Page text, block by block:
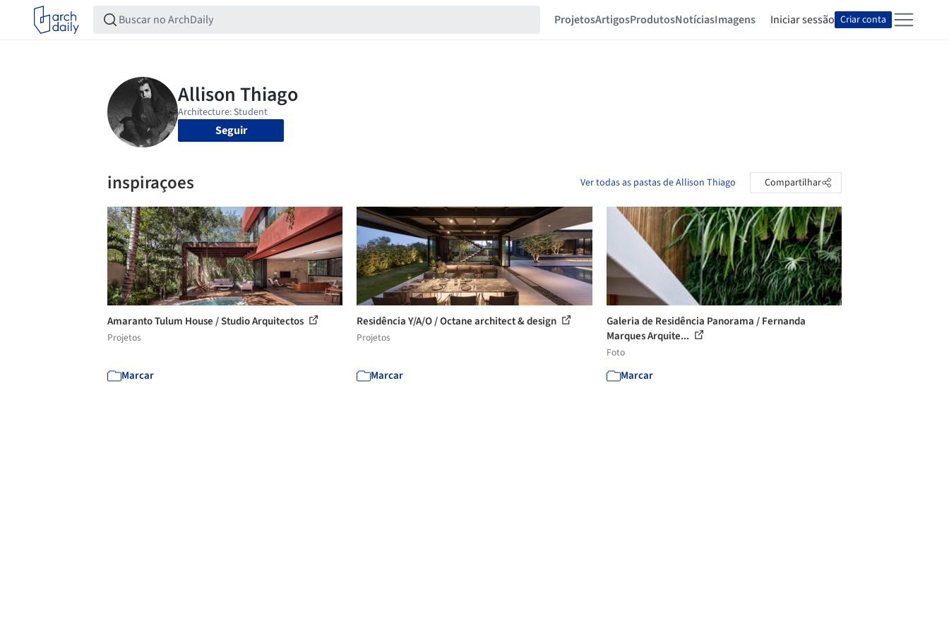
ProjetosArtigosProdutosNotíciasImagens Iniciar sessão Criar conta
Seguir
inspiraçoes Ver todas as pastas de Allison Thiago Compartilhar
Amaranto Tulum House / Studio Arquitectos
Projetos
Marcar
Residência Y/A/O / Octane architect & design
Projetos
Marcar
Galeria de Residência Panorama / Fernanda
Marques Arquite...
Foto
Marcar